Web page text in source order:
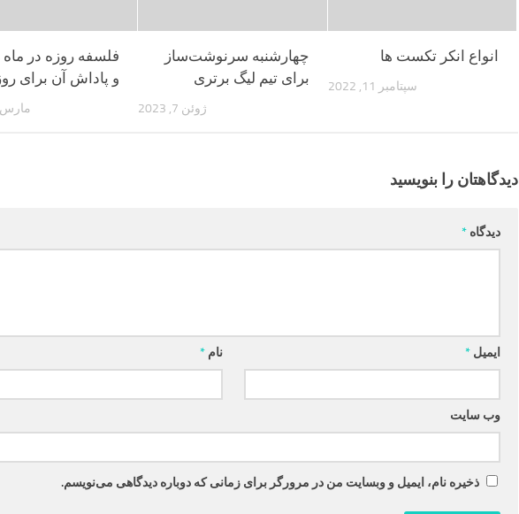
فلسفه روزه در
و پاداش آن برای
مارس 13, 2023
چهارشنبه سرنوشت‌ساز
برای تیم لیگ برتری
ژوئن 7, 2023
انواع انکر تکست ها
سپتامبر 11, 2022
دیدگاهتان را بنویسید
دیدگاه *
نام* ایمیل *
وب‌ سایت
ذخیره نام، ایمیل و وبسایت من در مرورگر برای زمانی که دوباره دیدگاهی می‌نویسم.